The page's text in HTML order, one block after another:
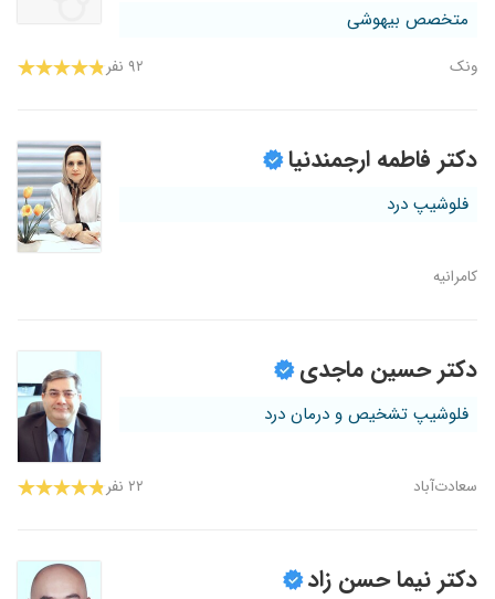
متخصص بیهوشی
ونک ۹۲ نفر
دکتر فاطمه ارجمندنیا
فلوشیپ درد
کامرانیه
دکتر حسین ماجدی
فلوشیپ تشخیص و درمان درد
سعادت‌آباد ۲۲ نفر
دکتر نیما حسن زاد